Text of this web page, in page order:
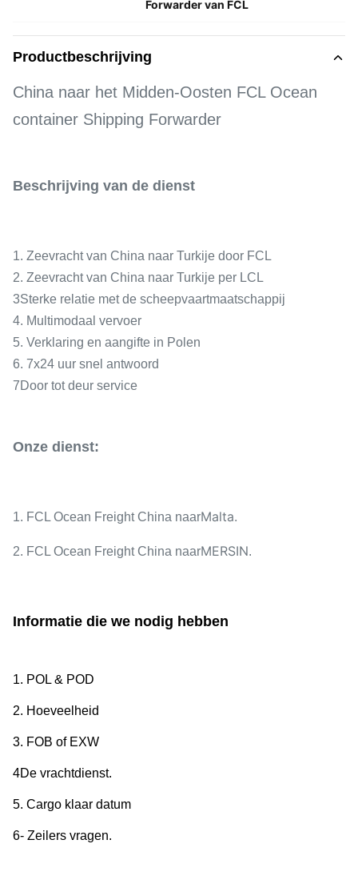
Forwarder van FCL
Productbeschrijving
China naar het Midden-Oosten FCL Ocean
container Shipping Forwarder
Beschrijving van de dienst
1. Zeevracht van China naar Turkije door FCL
2. Zeevracht van China naar Turkije per LCL
3Sterke relatie met de scheepvaartmaatschappij
4. Multimodaal vervoer
5. Verklaring en aangifte in Polen
6. 7x24 uur snel antwoord
7Door tot deur service
Onze dienst:
1. FCL Ocean Freight China naarMalta.
2. FCL Ocean Freight China naarMERSIN.
Informatie die we nodig hebben
1. POL & POD
2. Hoeveelheid
3. FOB of EXW
4De vrachtdienst.
5. Cargo klaar datum
6- Zeilers vragen.